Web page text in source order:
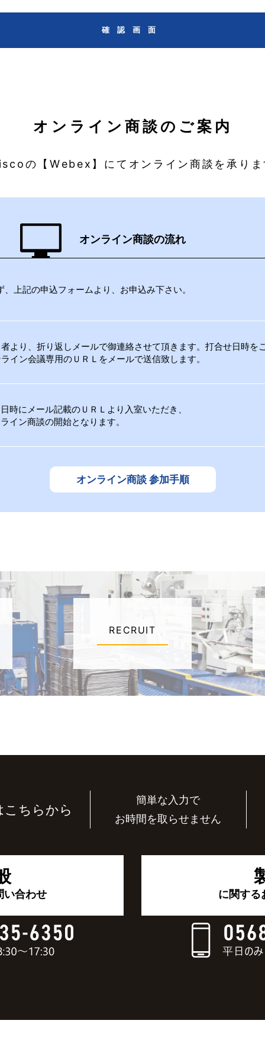
確認画面
オンライン商談のご案内
の【Webex】にてオンライン商談を承り
オンライン商談の流れ
、上記の申込フォームより、お申込み下さい。
より、折り返しメールで御連絡させて頂きます。打合せ日時を
イン会議専用のＵＲＬをメールで送信致します。
時にメール記載のＵＲＬより入室いただき、
イン商談の開始となります。
オンライン商談 参加手順
RECRUIT
ちらから
簡単な入力で
お時間を取らせません
い合わせ に関する